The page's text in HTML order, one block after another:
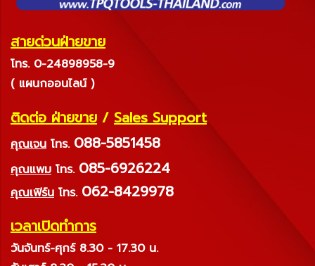
สายด่วนฝ่ายขาย
โทร. 0-24898958-9
( แผนกออนไลน์ )
ติดต่อ ฝ่ายขาย / Sales Support
คุณเจน โทร. 088-5851458
คุณแพม โทร. 085-6926224
คุณเฟิร์น โทร. 062-8429978
เวลาเปิดทำการ
วันจันทร์-ศุกร์ 8.30 - 17.30 น.